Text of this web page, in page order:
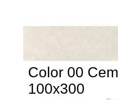
Color 00 Cem
100x300